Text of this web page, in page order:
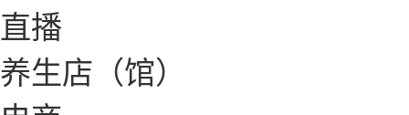
直播
养生店（馆）